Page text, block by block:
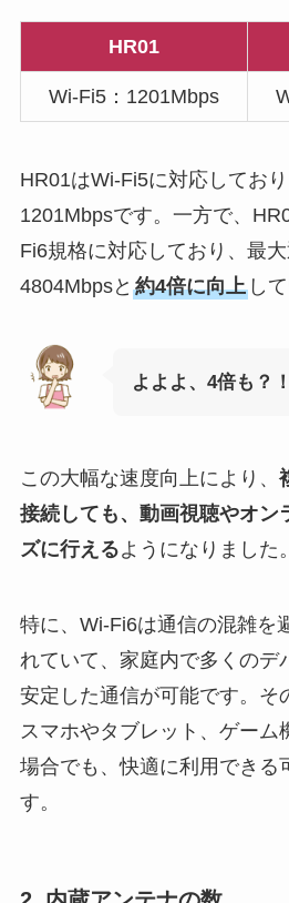
HR01
Wi-Fi5：1201Mbps
HR01はWi-Fi5に対応してお
1201Mbpsです。一方で、
Fi6規格に対応しており、最
4804Mbpsと 約4倍に向上して
よよよ、4倍も？！
この大幅な速度向上により、
接続しても、動画視聴やオン
ズに行えるようになりました。
特に、Wi-Fi6は通信の混雑を
れていて、家庭内で多くのデ
安定した通信が可能です。そ
スマホやタブレット、ゲーム
場合でも、快適に利用できる
す。